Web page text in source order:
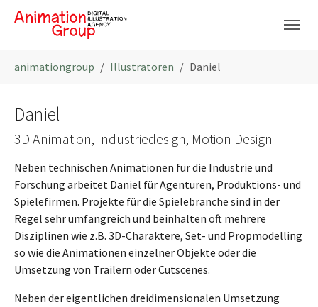
Skip to main navigation
Skip to main content
Skip to page footer
animationgroup Illustratoren Daniel
Daniel
3D Animation, Industriedesign, Motion Design
Neben technischen Animationen für die Industrie und
Forschung arbeitet Daniel für Agenturen, Produktions- und
Spielefirmen. Projekte für die Spielebranche sind in der
Regel sehr umfangreich und beinhalten oft mehrere
Disziplinen wie z.B. 3D-Charaktere, Set- und Propmodelling
so wie die Animationen einzelner Objekte oder die
Umsetzung von Trailern oder Cutscenes.
Neben der eigentlichen dreidimensionalen Umsetzung